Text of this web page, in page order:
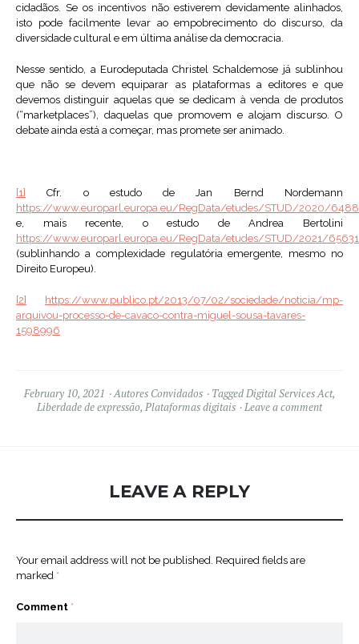
cidadãos. Se os incentivos não estiverem devidamente alinhados,
isto pode facilmente levar ao empobrecimento do discurso, da
diversidade cultural e em última análise da democracia.
Nesse sentido, a Eurodeputada Christel Schaldemose já sublinhou
que não se devem equiparar as plataformas a editores e que
devemos distinguir aquelas que se dedicam à venda de produtos
(“marketplaces”), daquelas que promovem e alojam discurso. O
debate ainda está a começar, mas promete ser animado.
[1]
Cfr. o estudo de Jan Bernd Nordemann
https://www.europarl.europa.eu/RegData/etudes/STUD/2020/
e, mais recente, o estudo de Andrea Bertolini
https://www.europarl.europa.eu/RegData/etudes/STUD/2021/
(sublinhando a complexidade regulatória emergente, mesmo no
Direito Europeu).
[2]
https://www.publico.pt/2013/07/02/sociedade/noticia/mp-
arquivou-processo-de-cavaco-contra-miguel-sousa-tavares-
1598996
February 10, 2021 Autores Convidados TaggedDigital Services Act,
Liberdade de expressão, Plataformas digitais Leave a comment
LEAVE A REPLY
Your email address will not be published. Required fields are
marked *
Comment *